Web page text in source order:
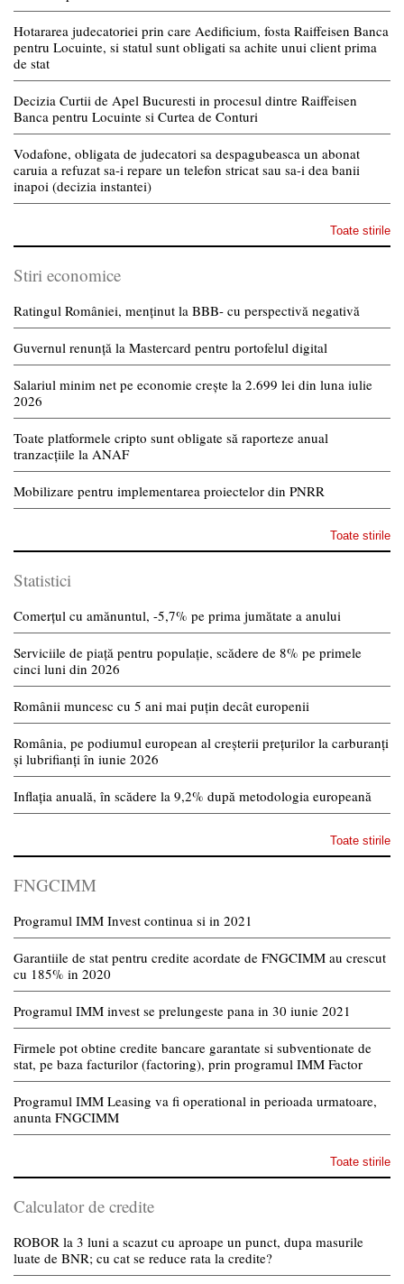
Hotararea judecatoriei prin care Aedificium, fosta Raiffeisen Banca
pentru Locuinte, si statul sunt obligati sa achite unui client prima
de stat
Decizia Curtii de Apel Bucuresti in procesul dintre Raiffeisen
Banca pentru Locuinte si Curtea de Conturi
Vodafone, obligata de judecatori sa despagubeasca un abonat
caruia a refuzat sa-i repare un telefon stricat sau sa-i dea banii
inapoi (decizia instantei)
Toate stirile
Stiri economice
Ratingul României, menținut la BBB- cu perspectivă negativă
Guvernul renunță la Mastercard pentru portofelul digital
Salariul minim net pe economie crește la 2.699 lei din luna iulie
2026
Toate platformele cripto sunt obligate să raporteze anual
tranzacțiile la ANAF
Mobilizare pentru implementarea proiectelor din PNRR
Toate stirile
Statistici
Comerțul cu amănuntul, -5,7% pe prima jumătate a anului
Serviciile de piață pentru populație, scădere de 8% pe primele
cinci luni din 2026
Românii muncesc cu 5 ani mai puțin decât europenii
România, pe podiumul european al creșterii prețurilor la carburanți
și lubrifianți în iunie 2026
Inflația anuală, în scădere la 9,2% după metodologia europeană
Toate stirile
FNGCIMM
Programul IMM Invest continua si in 2021
Garantiile de stat pentru credite acordate de FNGCIMM au crescut
cu 185% in 2020
Programul IMM invest se prelungeste pana in 30 iunie 2021
Firmele pot obtine credite bancare garantate si subventionate de
stat, pe baza facturilor (factoring), prin programul IMM Factor
Programul IMM Leasing va fi operational in perioada urmatoare,
anunta FNGCIMM
Toate stirile
Calculator de credite
ROBOR la 3 luni a scazut cu aproape un punct, dupa masurile
luate de BNR; cu cat se reduce rata la credite?